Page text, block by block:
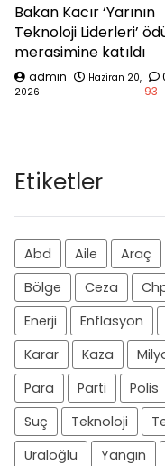
Bakan Kacır ‘Yarının
Teknoloji Liderleri’
merasimine katıldı
admin
Haziran 20,
2026
93
Etiketler
Abd Aile Araç
Bölge
Ceza
Enerji
Enflasyon
Karar
Kaza
Para
Parti Polis
Suç
Teknoloji
Uraloğlu
Yangın